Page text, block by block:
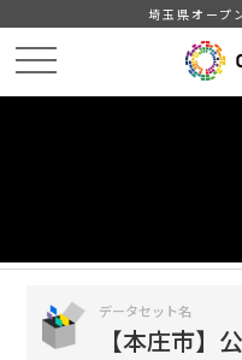
埼玉県オープ
データセット名
【本庄市】